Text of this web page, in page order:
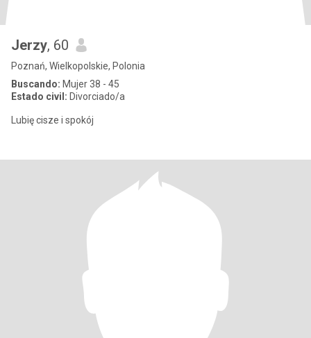
Jerzy, 60
Poznań, Wielkopolskie, Polonia
Buscando: Mujer 38 - 45
Estado civil: Divorciado/a
Lubię cisze i spokój